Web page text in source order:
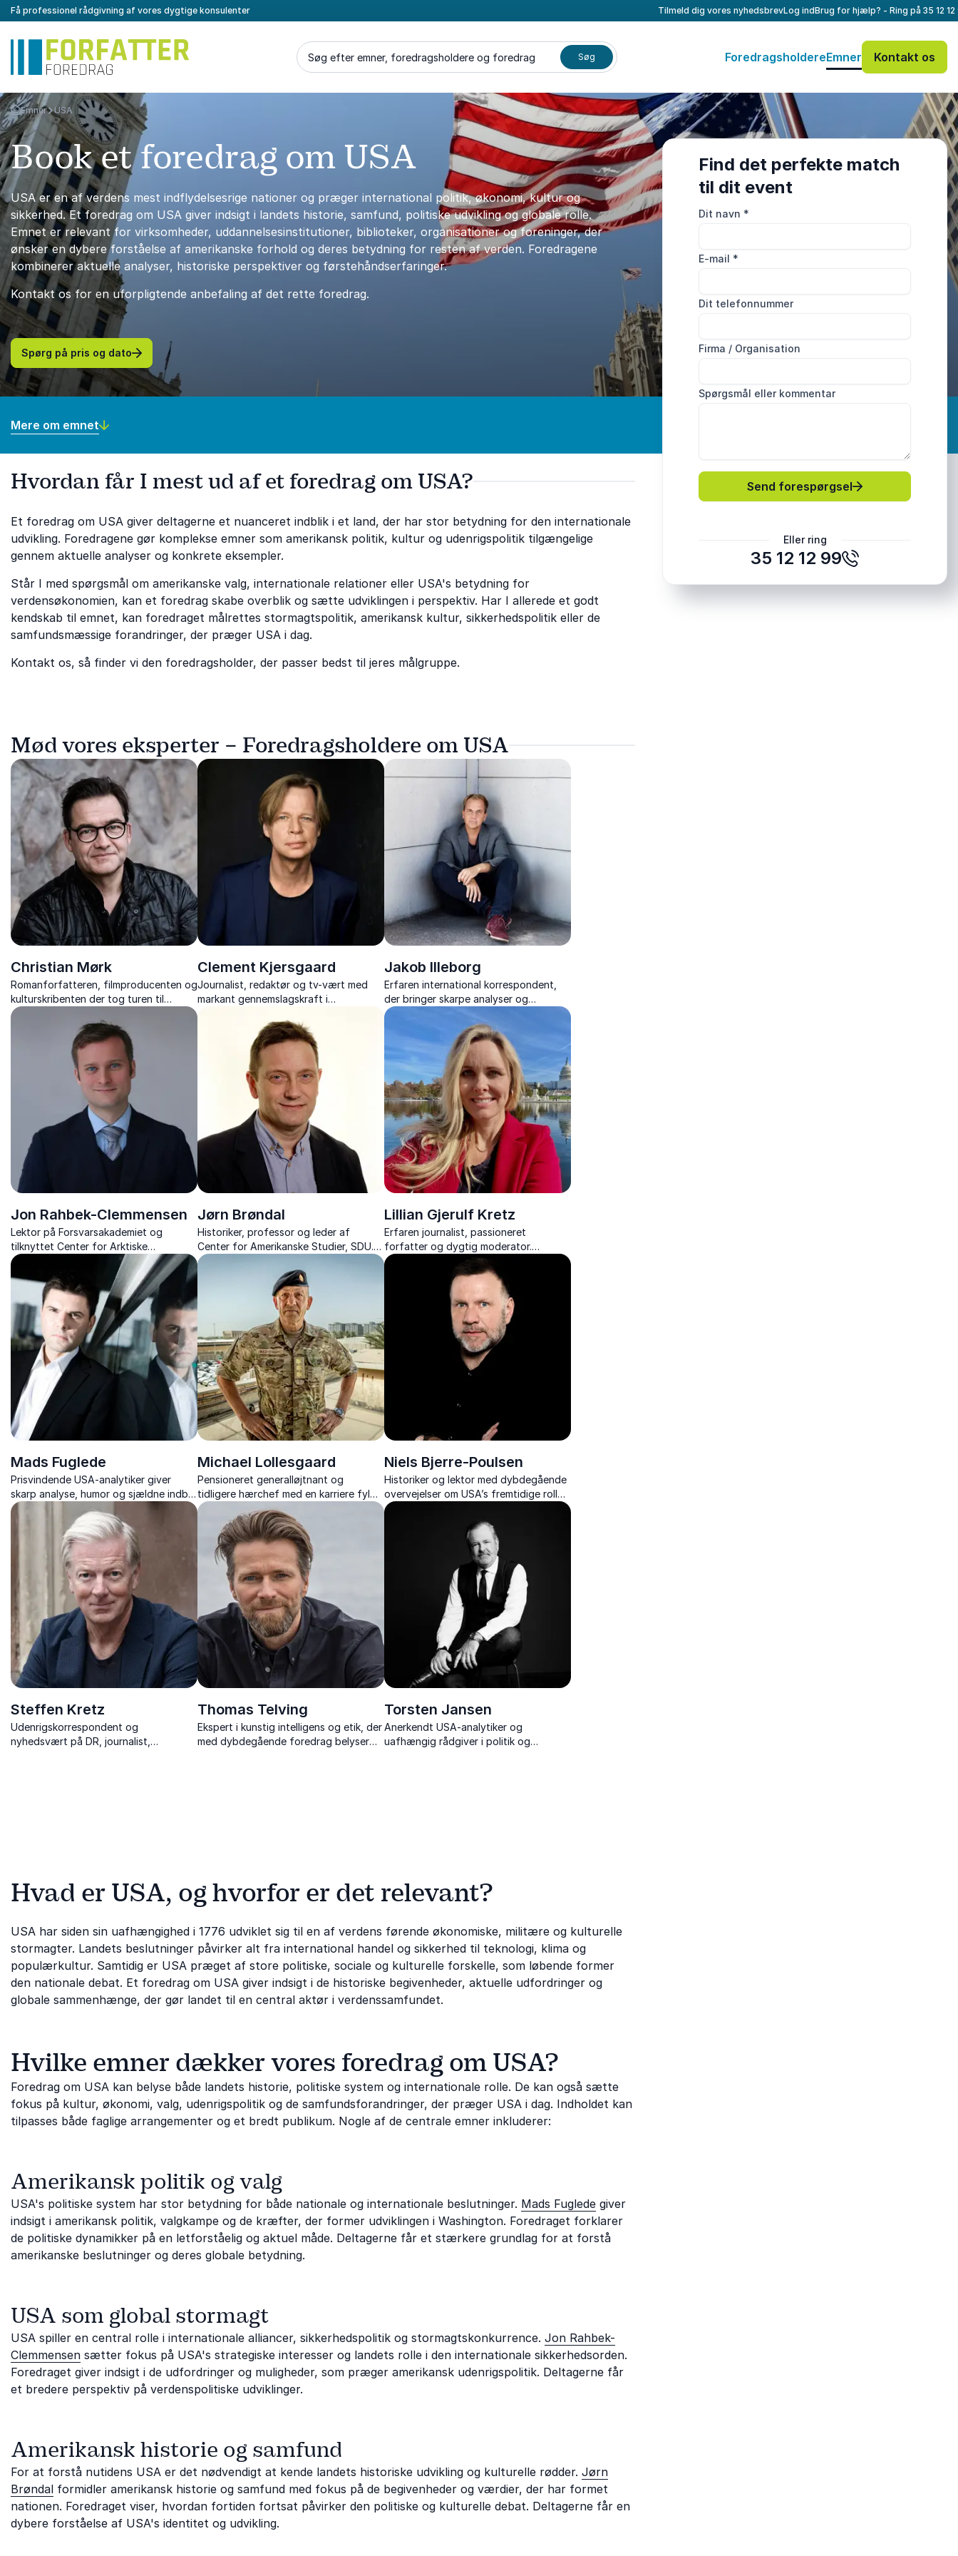
Få professionel rådgivning af vores dygtige konsulenter Tilmeld dig vores nyhedsbrevLog indBrug for hjælp? - Ring på 35 12
Søg efter emner, foredragsholdere og foredrag Søg ForedragsholdereEmner Kontakt os
Tilbage til forsiden
Emner USA
Book et foredrag om USA
USA er en af verdens mest indflydelsesrige nationer og præger international politik, økonomi, kultur og
sikkerhed. Et foredrag om USA giver indsigt i landets historie, samfund, politiske udvikling og globale rolle.
Emnet er relevant for virksomheder, uddannelsesinstitutioner, biblioteker, organisationer og foreninger, der
ønsker en dybere forståelse af amerikanske forhold og deres betydning for resten af verden. Foredragene
kombinerer aktuelle analyser, historiske perspektiver og førstehåndserfaringer.
Kontakt os for en uforpligtende anbefaling af det rette foredrag.
Spørg på pris og dato
Find det perfekte match
til dit event
Dit navn *
E-mail *
Dit telefonnummer
Firma / Organisation
Spørgsmål eller kommentar
Send forespørgsel
Eller ring
35 12 12 99
Mere om emnet
Hvordan får I mest ud af et foredrag om USA?
Et foredrag om USA giver deltagerne et nuanceret indblik i et land, der har stor betydning for den internationale
udvikling. Foredragene gør komplekse emner som amerikansk politik, kultur og udenrigspolitik tilgængelige
gennem aktuelle analyser og konkrete eksempler.
Står I med spørgsmål om amerikanske valg, internationale relationer eller USA's betydning for
verdensøkonomien, kan et foredrag skabe overblik og sætte udviklingen i perspektiv. Har I allerede et godt
kendskab til emnet, kan foredraget målrettes stormagtspolitik, amerikansk kultur, sikkerhedspolitik eller de
samfundsmæssige forandringer, der præger USA i dag.
Kontakt os, så finder vi den foredragsholder, der passer bedst til jeres målgruppe.
Mød vores eksperter – Foredragsholdere om USA
Christian Mørk
Romanforfatteren, filmproducenten og
kulturskribenten der tog turen til
Amerika.
Clement Kjersgaard
Journalist, redaktør og tv-vært med
markant gennemslagskraft i
samfundsdebatten.
Jakob Illeborg
Erfaren international korrespondent,
der bringer skarpe analyser og
indsigter fra verdens brændpunkter
direkte til sit publikum.
Jon Rahbek-Clemmensen
Lektor på Forsvarsakademiet og
tilknyttet Center for Arktiske
Sikkerhedsstudier samt chef for
Sektion for Strategi og
Stormagtskonkurrence.
Jørn Brøndal
Historiker, professor og leder af
Center for Amerikanske Studier, SDU.
Ekspert i USA's komplekse historie og
kultur.
Lillian Gjerulf Kretz
Erfaren journalist, passioneret
forfatter og dygtig moderator.
Engagerer og oplyser med skarphed og
Mads Fuglede
Prisvindende USA-analytiker giver
skarp analyse, humor og sjældne indblik
i USA’s politiske dynamikker, globale
strategi og historiske udvikling.
Michael Lollesgaard
Pensioneret generalløjtnant og
tidligere hærchef med en karriere fyldt
med lederskab, strategi og
international militær erfaring.
Niels Bjerre-Poulsen
Historiker og lektor med dybdegående
overvejelser om USA’s fremtidige rolle
på den internationale scene. Analyserer
tendenser og udfordringer i amerikansk
Steffen Kretz
Udenrigskorrespondent og
nyhedsvært på DR, journalist,
Thomas Telving
Ekspert i kunstig intelligens og etik, der
med dybdegående foredrag belyser
Torsten Jansen
Anerkendt USA-analytiker og
uafhængig rådgiver i politik og
Hvad er USA, og hvorfor er det relevant?
USA har siden sin uafhængighed i 1776 udviklet sig til en af verdens førende økonomiske, militære og kulturelle
stormagter. Landets beslutninger påvirker alt fra international handel og sikkerhed til teknologi, klima og
populærkultur. Samtidig er USA præget af store politiske, sociale og kulturelle forskelle, som løbende former
den nationale debat. Et foredrag om USA giver indsigt i de historiske begivenheder, aktuelle udfordringer og
globale sammenhænge, der gør landet til en central aktør i verdenssamfundet.
Hvilke emner dækker vores foredrag om USA?
Foredrag om USA kan belyse både landets historie, politiske system og internationale rolle. De kan også sætte
fokus på kultur, økonomi, valg, udenrigspolitik og de samfundsforandringer, der præger USA i dag. Indholdet kan
tilpasses både faglige arrangementer og et bredt publikum. Nogle af de centrale emner inkluderer:
Amerikansk politik og valg
USA's politiske system har stor betydning for både nationale og internationale beslutninger. Mads Fuglede giver
indsigt i amerikansk politik, valgkampe og de kræfter, der former udviklingen i Washington. Foredraget forklarer
de politiske dynamikker på en letforståelig og aktuel måde. Deltagerne får et stærkere grundlag for at forstå
amerikanske beslutninger og deres globale betydning.
USA som global stormagt
USA spiller en central rolle i internationale alliancer, sikkerhedspolitik og stormagtskonkurrence. Jon Rahbek-
Clemmensen sætter fokus på USA's strategiske interesser og landets rolle i den internationale sikkerhedsorden.
Foredraget giver indsigt i de udfordringer og muligheder, som præger amerikansk udenrigspolitik. Deltagerne får
et bredere perspektiv på verdenspolitiske udviklinger.
Amerikansk historie og samfund
For at forstå nutidens USA er det nødvendigt at kende landets historiske udvikling og kulturelle rødder. Jørn
Brøndal formidler amerikansk historie og samfund med fokus på de begivenheder og værdier, der har formet
nationen. Foredraget viser, hvordan fortiden fortsat påvirker den politiske og kulturelle debat. Deltagerne får en
dybere forståelse af USA's identitet og udvikling.